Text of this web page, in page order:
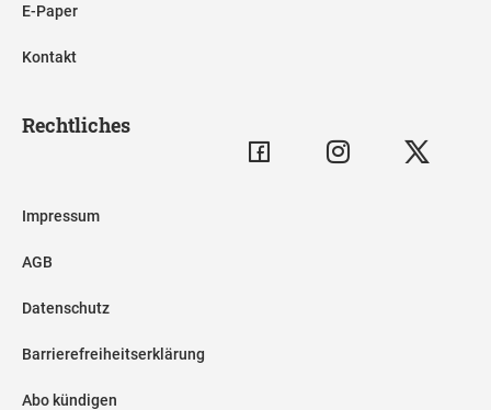
E-Paper
Kontakt
Rechtliches
Impressum
AGB
Datenschutz
Barrierefreiheitserklärung
Abo kündigen